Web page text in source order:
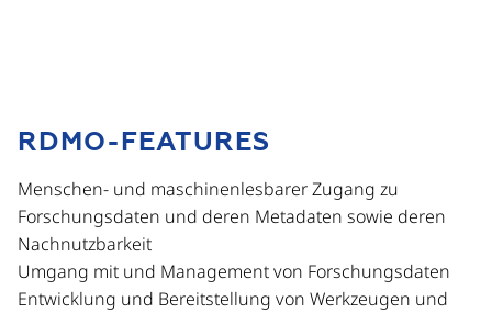
RDMO-FEATURES
Menschen- und maschinenlesbarer Zugang zu
Forschungsdaten und deren Metadaten sowie deren
Nachnutzbarkeit
Umgang mit und Management von Forschungsdaten
Entwicklung und Bereitstellung von Werkzeugen und